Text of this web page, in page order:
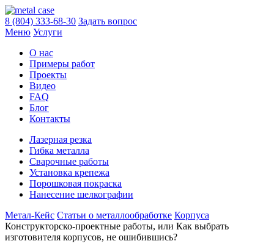
8 (804) 333-68-30 Задать вопрос
Меню Услуги
О нас
Примеры работ
Проекты
Видео
FAQ
Блог
Контакты
Лазерная резка
Гибка металла
Сварочные работы
Установка крепежа
Порошковая покраска
Нанесение шелкографии
Метал-Кейс Статьи о металлообработке Корпуса
Конструкторско-проектные работы, или Как выбрать
изготовителя корпусов, не ошибившись?